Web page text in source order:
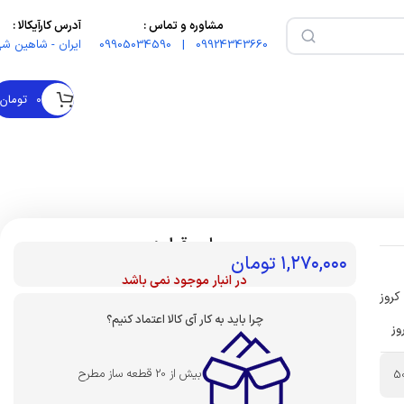
مشاوره و تماس :
09924343660 | 09905034590
آدرس کارآیکالا :
ایران - شاهین
۰ تومان
کروز
بهای قطعه :
۱,۲۷۰,۰۰۰ تومان
در انبار موجود نمی باشد
چرا باید به کار آی کالا اعتماد کنیم؟
بیش از 20 قطعه ساز مطرح